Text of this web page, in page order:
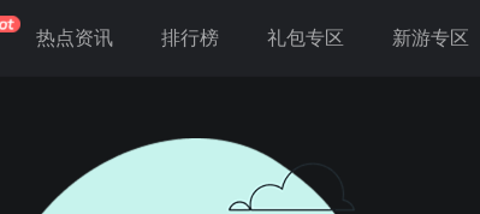
热点资讯 排行榜 礼包专区 新游专区